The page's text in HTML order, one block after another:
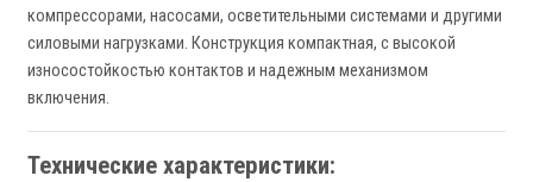
компрессорами, насосами, осветительными системами и другими
силовыми нагрузками. Конструкция компактная, с высокой
износостойкостью контактов и надежным механизмом
включения.
Технические характеристики: